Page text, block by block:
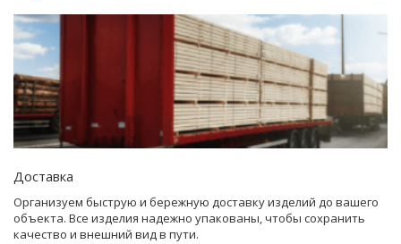
Доставка
Организуем быструю и бережную доставку изделий до вашего
объекта. Все изделия надежно упакованы, чтобы сохранить
качество и внешний вид в пути.